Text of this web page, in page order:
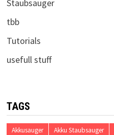
Staubsauger
tbb
Tutorials
usefull stuff
TAGS
Akkusauger Akku Staubsauger